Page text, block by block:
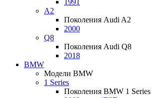
1991
A2
Поколения Audi A2
2000
Q8
Поколения Audi Q8
2018
BMW
Модели BMW
1 Series
Поколения BMW 1 Series